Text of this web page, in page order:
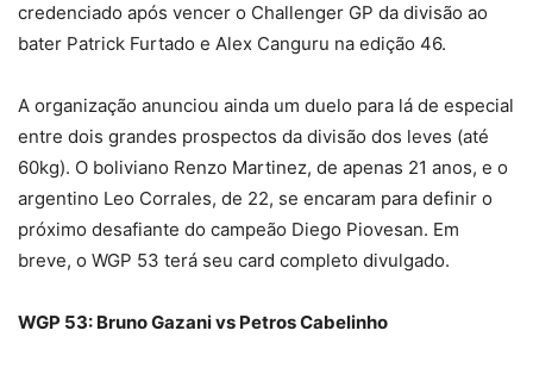
credenciado após vencer o Challenger GP da divisão ao
bater Patrick Furtado e Alex Canguru na edição 46.
A organização anunciou ainda um duelo para lá de especial
entre dois grandes prospectos da divisão dos leves (até
60kg). O boliviano Renzo Martinez, de apenas 21 anos, e o
argentino Leo Corrales, de 22, se encaram para definir o
próximo desafiante do campeão Diego Piovesan. Em
breve, o WGP 53 terá seu card completo divulgado.
WGP 53: Bruno Gazani vs Petros Cabelinho